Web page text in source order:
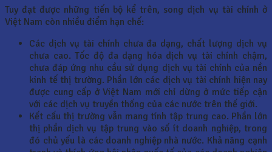
Tuy đạt được những tiến bộ kể trên, song dịch vụ tài chính ở
Việt Nam còn nhiều điểm hạn chế:
Các dịch vụ tài chính chưa đa dạng, chất lượng dịch vụ
chưa cao. Tốc độ đa dạng hóa dịch vụ tài chính chậm,
chưa đáp ứng nhu cầu sử dụng dịch vụ tài chính của nền
kinh tế thị trường. Phần lớn các dịch vụ tài chính hiện nay
được cung cấp ở Việt Nam mới chỉ dừng ở mức tiếp cận
với các dịch vụ truyền thống của các nước trên thế giới.
Kết cấu thị trường vẫn mang tính tập trung cao. Phần lớn
thị phần dịch vụ tập trung vào số ít doanh nghiệp, trong
đó chủ yếu là các doanh nghiệp nhà nước. Khả năng cạnh